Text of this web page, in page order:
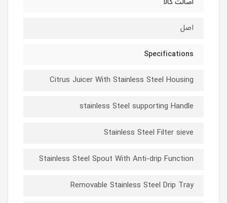
اصالت کالا
اصل
Specifications
Citrus Juicer With Stainless Steel Housing
stainless Steel supporting Handle
Stainless Steel Filter sieve
Stainless Steel Spout With Anti-drip Function
Removable Stainless Steel Drip Tray